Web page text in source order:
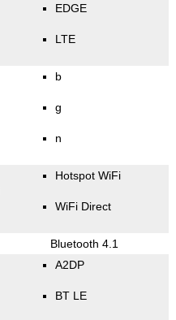
EDGE
LTE
b
g
n
Hotspot WiFi
WiFi Direct
Bluetooth 4.1
A2DP
BT LE